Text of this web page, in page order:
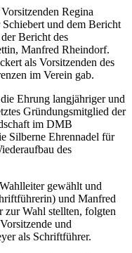
Regina
und dem Bericht
Bericht des
Manfred Rheindorf.
als Vorsitzenden des
im Verein gab.
Ehrung langjähriger und
Gründungsmitglied der
im DMB
Silberne Ehrennadel für
des
gewählt und
und Manfred
zur Wahl stellten, folgten
und
als Schriftführer.